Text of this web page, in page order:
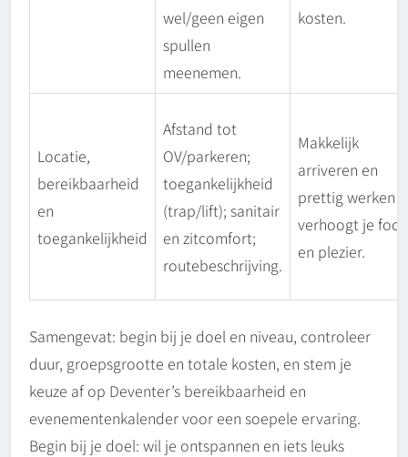
wel/geen eigen
spullen
meenemen.
kosten.
Locatie,
bereikbaarheid
en
toegankelijkheid
Afstand tot
OV/parkeren;
toegankelijkheid
(trap/lift); sanitair
en zitcomfort;
routebeschrijving.
Makkelijk
arriveren en
prettig werken
verhoogt je
en plezier.
Samengevat: begin bij je doel en niveau, controleer
duur, groepsgrootte en totale kosten, en stem je
keuze af op Deventer’s bereikbaarheid en
evenementenkalender voor een soepele ervaring.
Begin bij je doel: wil je ontspannen en iets leuks